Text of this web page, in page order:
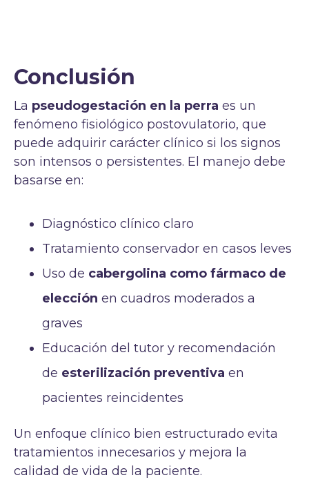
Conclusión
La pseudogestación en la perra es un
fenómeno fisiológico postovulatorio, que
puede adquirir carácter clínico si los signos
son intensos o persistentes. El manejo debe
basarse en:
Diagnóstico clínico claro
Tratamiento conservador en casos leves
Uso de cabergolina como fármaco de
elección en cuadros moderados a
graves
Educación del tutor y recomendación
de esterilización preventiva en
pacientes reincidentes
Un enfoque clínico bien estructurado evita
tratamientos innecesarios y mejora la
calidad de vida de la paciente.